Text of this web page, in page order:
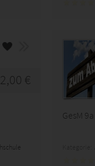
2,00 €
GesM 9a